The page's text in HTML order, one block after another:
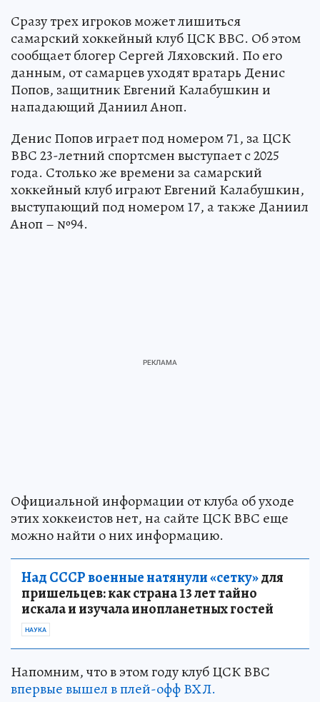
Сразу трех игроков может лишиться
самарский хоккейный клуб ЦСК ВВС. Об этом
сообщает блогер Сергей Ляховский. По его
данным, от самарцев уходят вратарь Денис
Попов, защитник Евгений Калабушкин и
нападающий Даниил Аноп.
Денис Попов играет под номером 71, за ЦСК
ВВС 23-летний спортсмен выступает с 2025
года. Столько же времени за самарский
хоккейный клуб играют Евгений Калабушкин,
выступающий под номером 17, а также Даниил
Аноп – №94.
Официальной информации от клуба об уходе
этих хоккеистов нет, на сайте ЦСК ВВС еще
можно найти о них информацию.
Над СССР военные натянули «сетку»для
пришельцев: как страна 13 лет тайно
искала и изучала инопланетных гостей
НАУКА
Напомним, что в этом году клуб ЦСК ВВС
впервые вышел в плей-офф ВХЛ.